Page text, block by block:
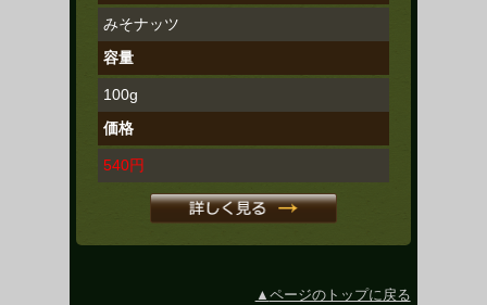
みそナッツ
容量
100g
価格
540円
ページのトップに戻る